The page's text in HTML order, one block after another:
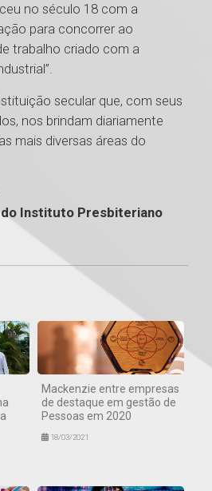
no século 18 com a
para concorrer ao
trabalho criado com a
secular que, com seus
nos brindam diariamente
mais diversas áreas do
Instituto Presbiteriano
Mackenzie entre empresas
de destaque em gestão de
Pessoas em 2020
18/03/2021